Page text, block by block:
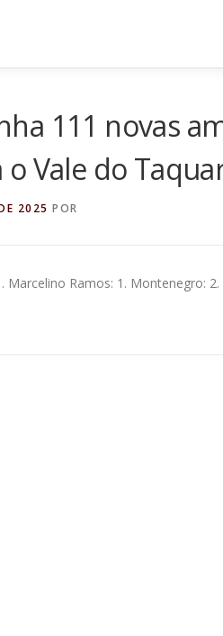
111 novas
Vale do
2025 POR
Marcelino Ramos: 1. Montenegro: